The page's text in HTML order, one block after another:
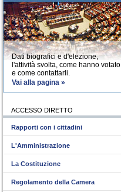
Dati biografici e d'elezione,
l'attività svolta, come hanno votato
e come contattarli.
Vai alla pagina »
ACCESSO DIRETTO
Rapporti con i cittadini
L'Amministrazione
La Costituzione
Regolamento della Camera